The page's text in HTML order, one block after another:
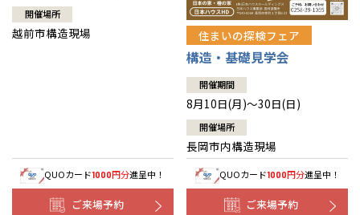
開催場所
越前市構造現場
QUOカード1000円分進呈中！
ご来場予約
住まいの探検フェア
構造・基礎見学会
開催期間
8月10日(月)～30日(日)
開催場所
長岡市内構造現場
QUOカード1000円分進呈中！
ご来場予約